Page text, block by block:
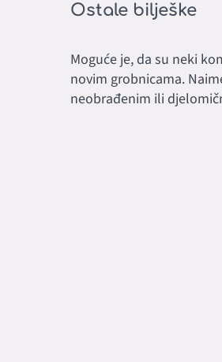
Ostale bilješke
Moguće je, da su neki
novim grobnicama.
neobrađenim ili